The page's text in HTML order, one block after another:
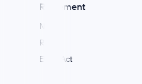
Règlement
NIS2
RGPD
EU AI Act